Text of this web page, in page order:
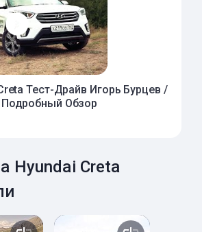
Тест-Драйв Игорь Бурцев /
Обзор
Hyundai Creta